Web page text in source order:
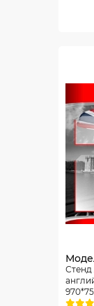
Стенд